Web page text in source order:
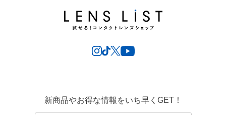
新商品やお得な情報をいち早くGET！